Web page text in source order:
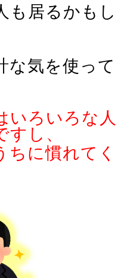
も居るかもし
な気を使って
いろいろな人
し、
ちに慣れてく